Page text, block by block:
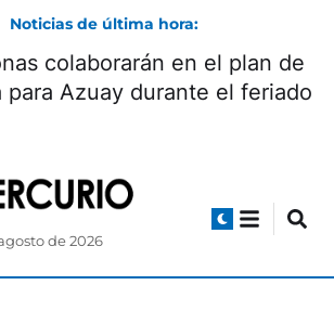
Noticias de última hora:
colaborarán en el plan de
Azuay durante el feriado
de 2026